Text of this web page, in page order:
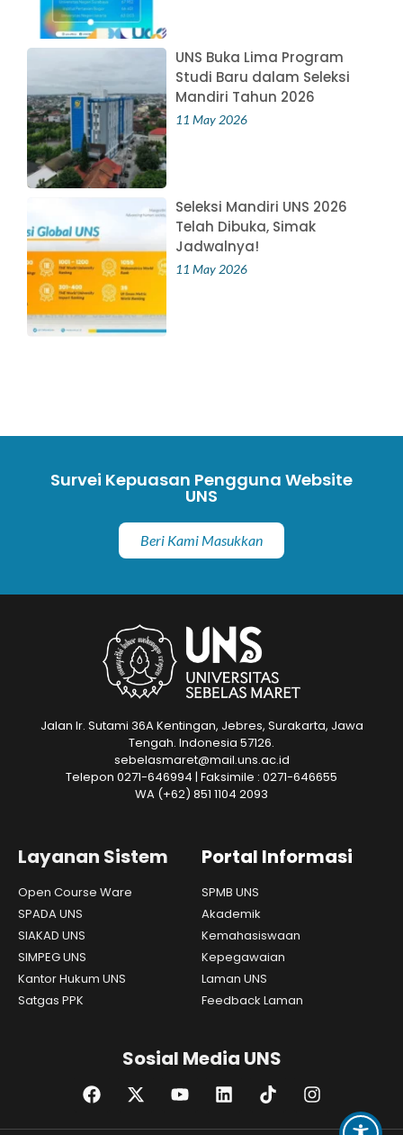
UNS Buka Lima Program
Studi Baru dalam Seleksi
Mandiri Tahun 2026
11 May 2026
Seleksi Mandiri UNS 2026
Telah Dibuka, Simak
Jadwalnya!
11 May 2026
Survei Kepuasan Pengguna Website
UNS
Beri Kami Masukkan
Jalan Ir. Sutami 36A Kentingan, Jebres, Surakarta, Jawa
Tengah. Indonesia 57126.
sebelasmaret@mail.uns.ac.id
Telepon 0271-646994 | Faksimile : 0271-646655
WA (+62) 851 1104 2093
Layanan Sistem
Open Course Ware
SPADA UNS
SIAKAD UNS
SIMPEG UNS
Kantor Hukum UNS
Satgas PPK
Portal Informasi
SPMB UNS
Akademik
Kemahasiswaan
Kepegawaian
Laman UNS
Feedback Laman
Sosial Media UNS